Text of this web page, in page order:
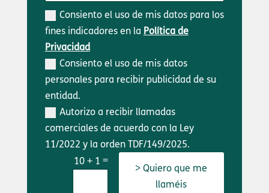
Consiento el uso de mis datos para los
fines indicadores en la Política de
Privacidad
Consiento el uso de mis datos
personales para recibir publicidad de su
entidad.
Autorizo a recibir llamadas
comerciales de acuerdo con la Ley
11/2022 y la orden TDF/149/2025.
10 + 1 =
> Quiero que me
llaméis